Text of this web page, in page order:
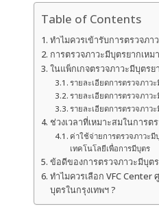
Table of Contents
ทำไมควรเข้ารับการตรวจภา
การตรวจภาวะมีบุตรยากเหม
ในแพ็กเกจตรวจภาวะมีบุตรย
รายละเอียดการตรวจภาว
รายละเอียดการตรวจภาว
รายละเอียดการตรวจภาว
ช่วงเวลาที่เหมาะสมในการต
ค่าใช้จ่ายการตรวจภาวะ
เทคโนโลยีเพื่อการมีบุตร
ข้อดีของการตรวจภาวะมีบุต
ทำไมควรเลือก VFC Center
บุตรในกรุงเทพฯ ?